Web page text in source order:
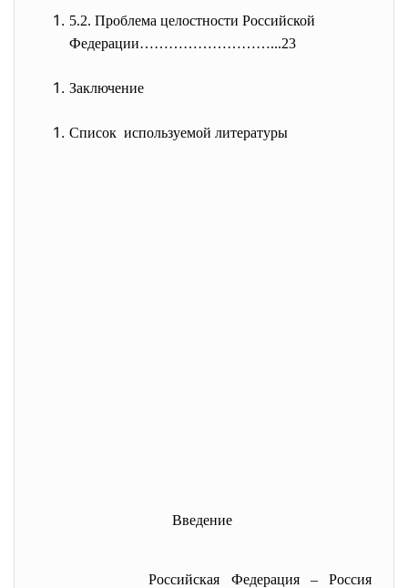
5.2. Проблема целостности Российской
Федерации………………………...23
Заключение
Список используемой литературы
Введение
Российская Федерация – Россия